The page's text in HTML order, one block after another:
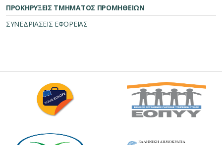
ΠΡΟΚΗΡΥΞΕΙΣ ΤΜΗΜΑΤΟΣ ΠΡΟΜΗΘΕΙΩΝ
ΣΥΝΕΔΡΙΑΣΕΙΣ ΕΦΟΡΕΙΑΣ